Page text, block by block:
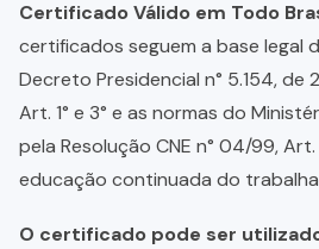
Certificado Válido em Todo
certificados seguem a base legal
Decreto Presidencial n° 5.154, de
Art. 1° e 3° e as normas do
pela Resolução CNE n° 04/99, Art.
educação continuada do
O certificado pode ser